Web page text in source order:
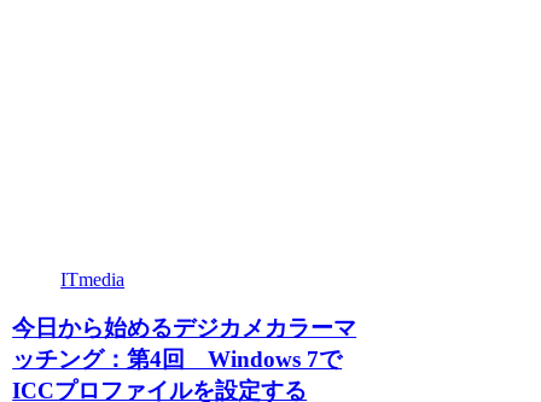
ITmedia
今日から始めるデジカメカラーマ
ッチング：第4回 Windows 7で
ICCプロファイルを設定する